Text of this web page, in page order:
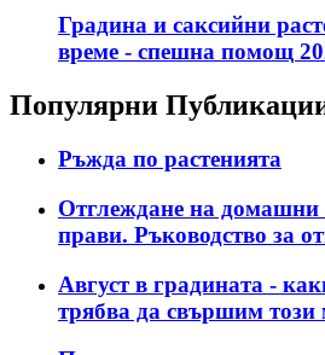
Градина и саксийни
време - спешна помощ
Популярни
Ръжда по растенията
Отглеждане на домашни
прави. Ръководство за
Август в градината -
трябва да свършим този